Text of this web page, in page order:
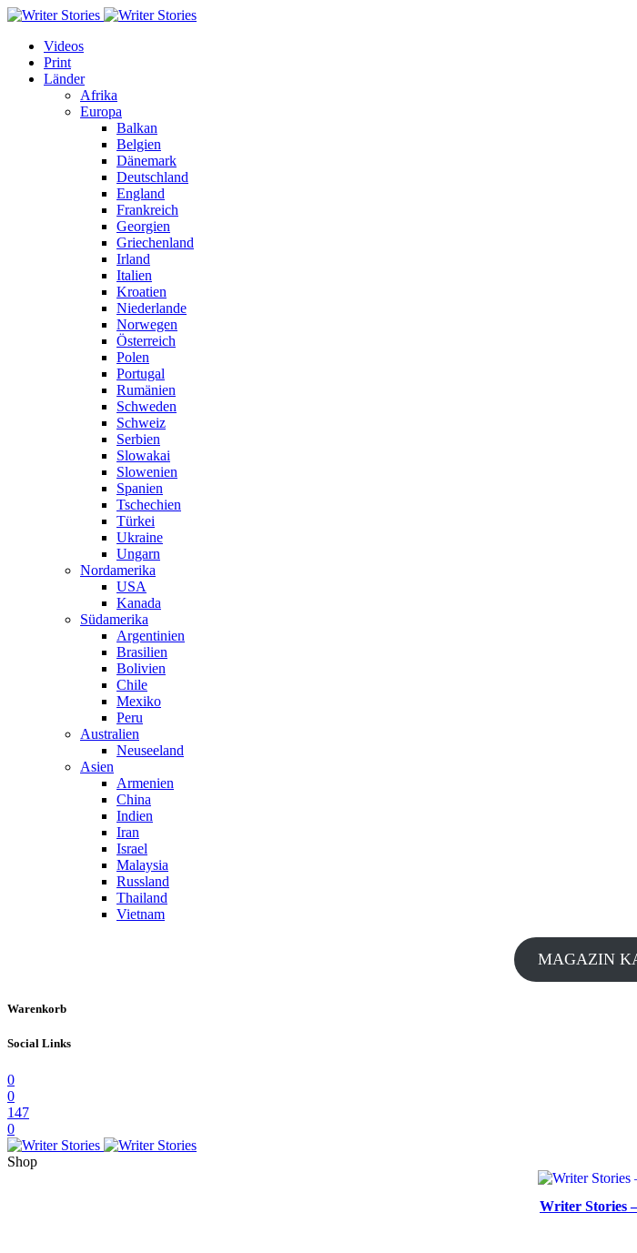
Videos
Print
Länder
Afrika
Europa
Balkan
Belgien
Dänemark
Deutschland
England
Frankreich
Georgien
Griechenland
Irland
Italien
Kroatien
Niederlande
Norwegen
Österreich
Polen
Portugal
Rumänien
Schweden
Schweiz
Serbien
Slowakai
Slowenien
Spanien
Tschechien
Türkei
Ukraine
Ungarn
Nordamerika
USA
Kanada
Südamerika
Argentinien
Brasilien
Bolivien
Chile
Mexiko
Peru
Australien
Neuseeland
Asien
Armenien
China
Indien
Iran
Israel
Malaysia
Russland
Thailand
Vietnam
MAGAZIN
Warenkorb
Social Links
0
0
147
0
Shop
Writer Stories